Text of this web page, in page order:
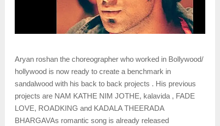
Aryan roshan the choreographer who worked in Bollywood/
hollywood is now ready to create a benchmark in
sandalwood with his back to back projects . His previous
projects are NAM KATHE NIM JOTHE, kalavida , FADE
LOVE, ROADKING and KADALA THEERADA
BHARGAVAs romantic song is already released